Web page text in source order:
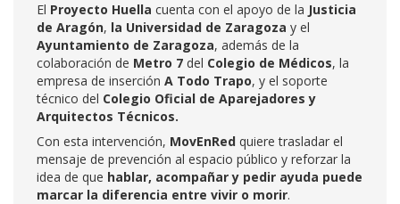
El Proyecto Huella cuenta con el apoyo de la Justicia
de Aragón, la Universidad de Zaragoza y el
Ayuntamiento de Zaragoza, además de la
colaboración de Metro 7 del Colegio de Médicos, la
empresa de inserción A Todo Trapo, y el soporte
técnico del Colegio Oficial de Aparejadores y
Arquitectos Técnicos.
Con esta intervención, MovEnRed quiere trasladar el
mensaje de prevención al espacio público y reforzar la
idea de que hablar, acompañar y pedir ayuda puede
marcar la diferencia entre vivir o morir.